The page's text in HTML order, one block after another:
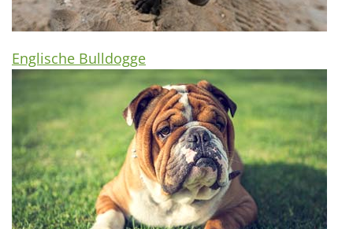
Englische Bulldogge